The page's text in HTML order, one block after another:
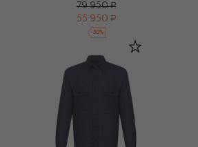
79 950 ₽
55 950 ₽
-30%